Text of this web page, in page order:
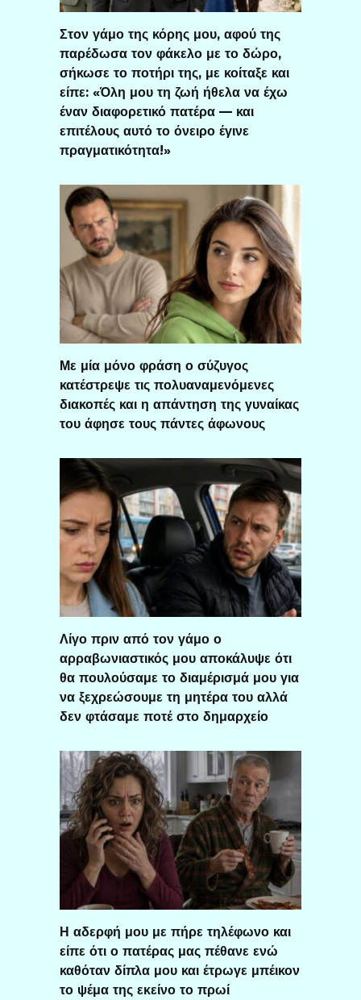
Στον γάμο της κόρης μου, αφού της
παρέδωσα τον φάκελο με το δώρο,
σήκωσε το ποτήρι της, με κοίταξε και
είπε: «Όλη μου τη ζωή ήθελα να έχω
έναν διαφορετικό πατέρα — και
επιτέλους αυτό το όνειρο έγινε
πραγματικότητα!»
Με μία μόνο φράση ο σύζυγος
κατέστρεψε τις πολυαναμενόμενες
διακοπές και η απάντηση της γυναίκας
του άφησε τους πάντες άφωνους
Λίγο πριν από τον γάμο ο
αρραβωνιαστικός μου αποκάλυψε ότι
θα πουλούσαμε το διαμέρισμά μου για
να ξεχρεώσουμε τη μητέρα του αλλά
δεν φτάσαμε ποτέ στο δημαρχείο
Η αδερφή μου με πήρε τηλέφωνο και
είπε ότι ο πατέρας μας πέθανε ενώ
καθόταν δίπλα μου και έτρωγε μπέικον
το ψέμα της εκείνο το πρωί